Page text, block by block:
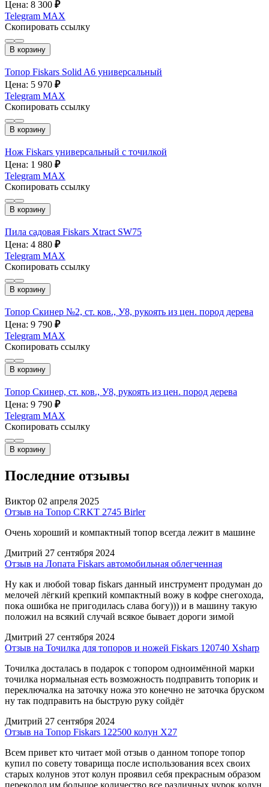
Цена: 8 300 ₽
Telegram MAX
Скопировать ссылку
В корзину
Топор Fiskars Solid A6 универсальный
Цена: 5 970 ₽
Telegram MAX
Скопировать ссылку
В корзину
Нож Fiskars универсальный с точилкой
Цена: 1 980 ₽
Telegram MAX
Скопировать ссылку
В корзину
Пила садовая Fiskars Xtract SW75
Цена: 4 880 ₽
Telegram MAX
Скопировать ссылку
В корзину
Топор Скинер №2, ст. ков., У8, рукоять из цен. пород дерева
Цена: 9 790 ₽
Telegram MAX
Скопировать ссылку
В корзину
Топор Скинер, ст. ков., У8, рукоять из цен. пород дерева
Цена: 9 790 ₽
Telegram MAX
Скопировать ссылку
В корзину
Последние отзывы
Виктор 02 апреля 2025
Отзыв на Топор CRKT 2745 Birler
Очень хороший и компактный топор всегда лежит в машине
Дмитрий 27 сентября 2024
Отзыв на Лопата Fiskars автомобильная облегченная
Ну как и любой товар fiskars данный инструмент продуман до
мелочей лёгкий крепкий компактный вожу в кофре снегохода,
пока ошибка не пригодилась слава богу))) и в машину такую
положил на всякий случай всякое бывает дороги зимой
Дмитрий 27 сентября 2024
Отзыв на Точилка для топоров и ножей Fiskars 120740 Xsharp
Точилка досталась в подарок с топором одноимённой марки
точилка нормальная есть возможность подправить топорик и
переключалка на заточку ножа это конечно не заточка бруском
ну так подправить на быструю руку сойдёт
Дмитрий 27 сентября 2024
Отзыв на Топор Fiskars 122500 колун Х27
Всем привет кто читает мой отзыв о данном топоре топор
купил по совету товарища после использования всех своих
старых колунов этот колун проявил себя прекрасным образом
переколол им большое количество все различных чурок колун